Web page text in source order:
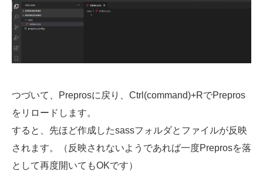
つづいて、Preprosに戻り、Ctrl(command)+RでPrepros
をリロードします。
すると、先ほど作成したsassフォルダとファイルが反映
されます。（反映されないようであれば一度Preprosを落
として再度開いてもOKです）